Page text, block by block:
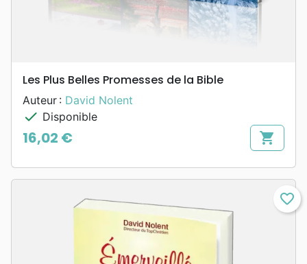
Les Plus Belles Promesses de la Bible
Auteur : David Nolent
check Disponible
Prix
16,02 € shopping_cart
favorite_border